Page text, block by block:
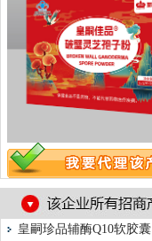
皇嗣珍品辅酶Q10软胶囊